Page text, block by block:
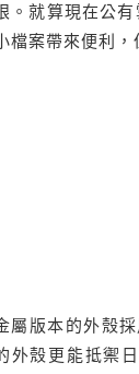
。就算現在公
檔案帶來便利，
屬版本的外殼
外殼更能抵禦